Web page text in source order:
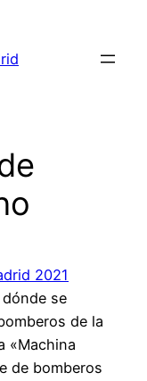
se
de la
«Machina
de bomberos